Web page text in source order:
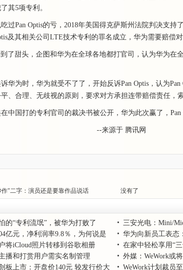
其5项专利。
过Pan Optis的亏，2018年美国得克萨斯州法院判决支持
及其相关公司LTE技术专利的罪名成立，华为需要赔偿对
到了甜头，企图和华为在全球各地都打官司，认为华为在
华为时，华为就受不了了，开始反诉Pan Optis，认为Pan
、合理、无歧视的原则，要求对方承担连带赔偿责任，索
中国打的专利官司的裁决书被公开，华为此次赢了，Pan
源于 腾讯网
"二字：演员还是要靠作品说话 没有了
的“专利流氓”，被华为打败了
三安光电：Mini/
亿元，净利润率9.8％，为何说是
？
华为向新员工表态
王座终将归来”
将iCloud照片转移到谷歌相册
在家中轻松享用“
播和打赏用户需实名制管理
外媒：WeWork或
数的1/3
板上市：开盘价140元 较发行价大 WeWork计划裁员